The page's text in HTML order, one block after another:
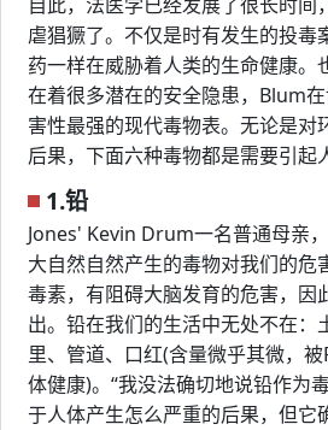
虐猖獗了。不仅是时有发生的投毒
药一样在威胁着人类的生命健康。
在着很多潜在的安全隐患，Blum
害性最强的现代毒物表。无论是对
后果，下面六种毒物都是需要引起
1.铅
Jones' Kevin Drum一名普通母亲
大自然自然产生的毒物对我们的危
毒素，有阻碍大脑发育的危害，因
出。铅在我们的生活中无处不在：
里、管道、口红(含量微乎其微，
体健康)。“我没法确切地说铅作为
于人体产生怎么严重的后果，但它